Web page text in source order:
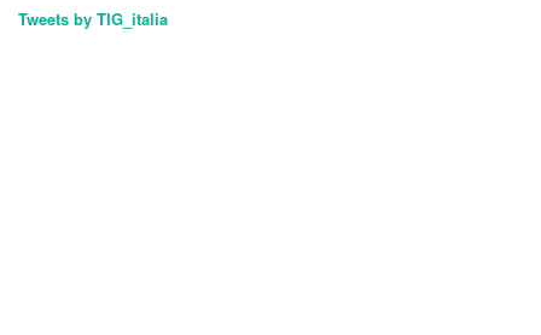
Tweets by TIG_italia